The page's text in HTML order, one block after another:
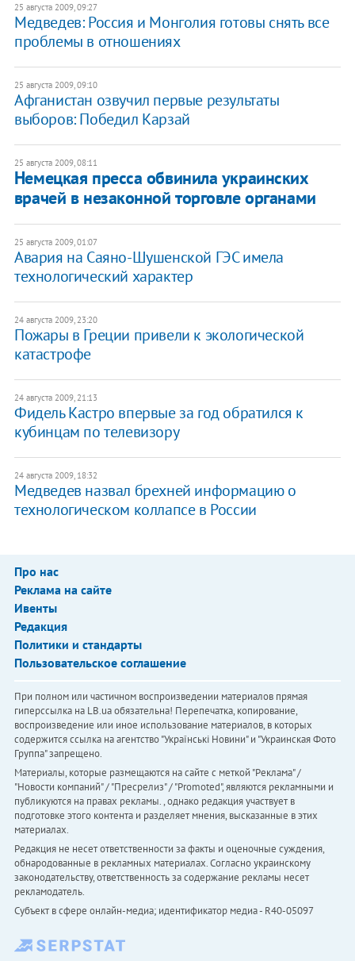
25 августа 2009, 09:27
Медведев: Россия и Монголия готовы снять все
проблемы в отношениях
25 августа 2009, 09:10
Афганистан озвучил первые результаты
выборов: Победил Карзай
25 августа 2009, 08:11
Немецкая пресса обвинила украинских
врачей в незаконной торговле органами
25 августа 2009, 01:07
Авария на Саяно-Шушенской ГЭС имела
технологический характер
24 августа 2009, 23:20
Пожары в Греции привели к экологической
катастрофе
24 августа 2009, 21:13
Фидель Кастро впервые за год обратился к
кубинцам по телевизору
24 августа 2009, 18:32
Медведев назвал брехней информацию о
технологическом коллапсе в России
Про нас
Реклама на сайте
Ивенты
Редакция
Политики и стандарты
Пользовательское соглашение
При полном или частичном воспроизведении материалов прямая
гиперссылка на LB.ua обязательна! Перепечатка, копирование,
воспроизведение или иное использование материалов, в которых
содержится ссылка на агентство "Українськi Новини" и "Украинская Фото
Группа" запрещено.
Материалы, которые размещаются на сайте с меткой "Реклама" /
"Новости компаний" / "Пресрелиз" / "Promoted", являются рекламными и
публикуются на правах рекламы. , однако редакция участвует в
подготовке этого контента и разделяет мнения, высказанные в этих
материалах.
Редакция не несет ответственности за факты и оценочные суждения,
обнародованные в рекламных материалах. Согласно украинскому
законодательству, ответственность за содержание рекламы несет
рекламодатель.
Субъект в сфере онлайн-медиа; идентификатор медиа - R40-05097